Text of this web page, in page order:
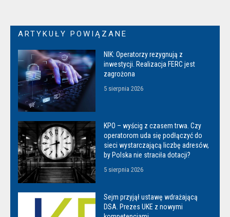
ARTYKUŁY POWIĄZANE
NIK: Operatorzy rezygnują z
inwestycji. Realizacja FERC jest
zagrożona
5 sierpnia 2026
KPO – wyścig z czasem trwa. Czy
operatorom uda się podłączyć do
sieci wystarczającą liczbę adresów,
by Polska nie straciła dotacji?
5 sierpnia 2026
Sejm przyjął ustawę wdrażającą
DSA. Prezes UKE z nowymi